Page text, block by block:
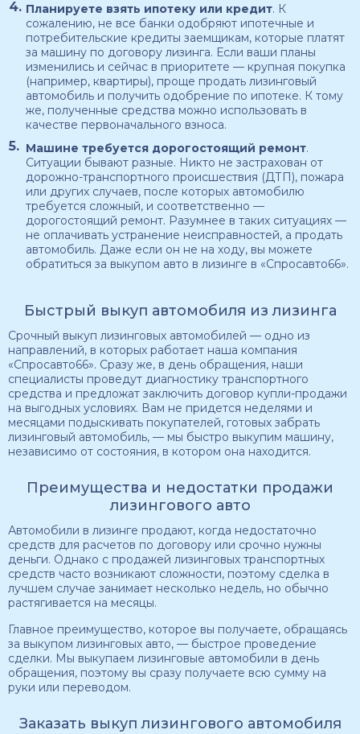
Планируете взять ипотеку или кредит. К
сожалению, не все банки одобряют ипотечные и
потребительские кредиты заемщикам, которые платят
за машину по договору лизинга. Если ваши планы
изменились и сейчас в приоритете — крупная покупка
(например, квартиры), проще продать лизинговый
автомобиль и получить одобрение по ипотеке. К тому
же, полученные средства можно использовать в
качестве первоначального взноса.
Машине требуется дорогостоящий ремонт.
Ситуации бывают разные. Никто не застрахован от
дорожно-транспортного происшествия (ДТП), пожара
или других случаев, после которых автомобилю
требуется сложный, и соответственно —
дорогостоящий ремонт. Разумнее в таких ситуациях —
не оплачивать устранение неисправностей, а продать
автомобиль. Даже если он не на ходу, вы можете
обратиться за выкупом авто в лизинге в «Спросавто66».
Быстрый выкуп автомобиля из лизинга
Срочный выкуп лизинговых автомобилей — одно из
направлений, в которых работает наша компания
«Спросавто66». Сразу же, в день обращения, наши
специалисты проведут диагностику транспортного
средства и предложат заключить договор купли-продажи
на выгодных условиях. Вам не придется неделями и
месяцами подыскивать покупателей, готовых забрать
лизинговый автомобиль, — мы быстро выкупим машину,
независимо от состояния, в котором она находится.
Преимущества и недостатки продажи
лизингового авто
Автомобили в лизинге продают, когда недостаточно
средств для расчетов по договору или срочно нужны
деньги. Однако с продажей лизинговых транспортных
средств часто возникают сложности, поэтому сделка в
лучшем случае занимает несколько недель, но обычно
растягивается на месяцы.
Главное преимущество, которое вы получаете, обращаясь
за выкупом лизинговых авто, — быстрое проведение
сделки. Мы выкупаем лизинговые автомобили в день
обращения, поэтому вы сразу получаете всю сумму на
руки или переводом.
Заказать выкуп лизингового автомобиля